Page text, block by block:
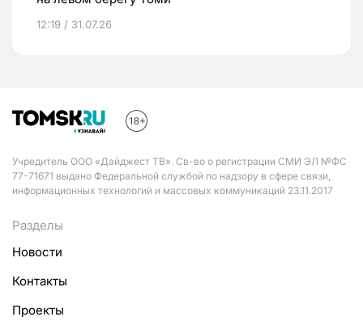
12:19 / 31.07.26
Учредитель ООО «Дайджест ТВ». Св-во о регистрации СМИ ЭЛ №ФС
77-71671 выдано Федеральной службой по надзору в сфере связи,
информационных технологий и массовых коммуникаций 23.11.2017
Разделы
Новости
Контакты
Проекты